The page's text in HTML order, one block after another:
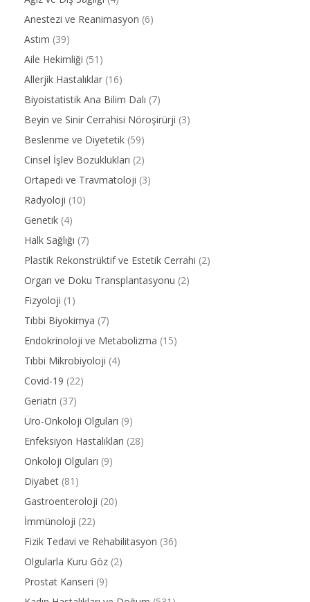
Anestezi ve Reanimasyon (6)
Astım (39)
Aile Hekimliği (51)
Allerjik Hastalıklar (16)
Biyoistatistik Ana Bilim Dalı (7)
Beyin ve Sinir Cerrahisi Nöroşirürji (3)
Beslenme ve Diyetetik (59)
Cinsel İşlev Bozuklukları (2)
Ortapedi ve Travmatoloji (3)
Radyoloji (10)
Genetik (4)
Halk Sağlığı (7)
Plastik Rekonstrüktif ve Estetik Cerrahi (2)
Organ ve Doku Transplantasyonu (2)
Fizyoloji (1)
Tıbbi Biyokimya (7)
Endokrinoloji ve Metabolizma (15)
Tıbbi Mikrobiyoloji (4)
Covid-19 (22)
Geriatri (37)
Üro-Onkoloji Olguları (9)
Enfeksiyon Hastalıkları (28)
Onkoloji Olguları (9)
Diyabet (81)
Gastroenteroloji (20)
İmmünoloji (22)
Fizik Tedavi ve Rehabilitasyon (36)
Olgularla Kuru Göz (2)
Prostat Kanseri (9)